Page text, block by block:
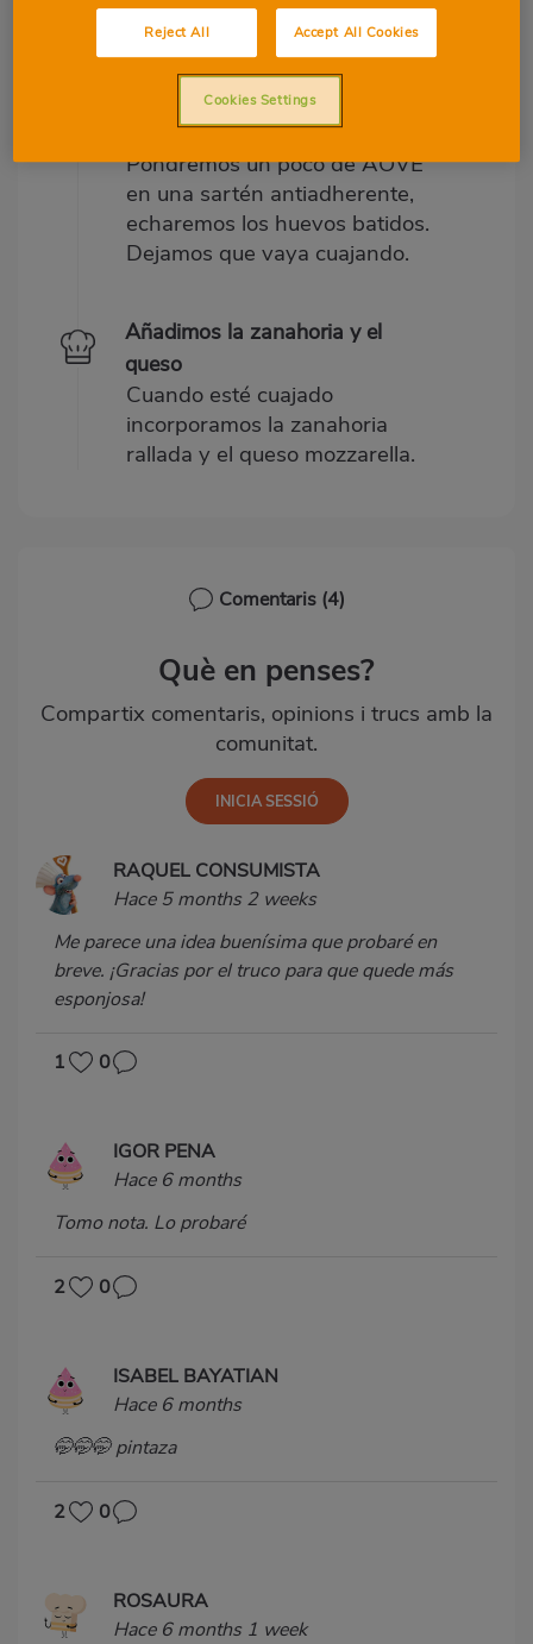
yemas y montar las claras.
Luego añadir las yemas.
Incorporar a la sartén
Pondremos un poco de AOVE
en una sartén antiadherente,
echaremos los huevos batidos.
Dejamos que vaya cuajando.
Añadimos la zanahoria y el
queso
Cuando esté cuajado
incorporamos la zanahoria
rallada y el queso mozzarella.
Comentaris (4)
Què en penses?
Compartix comentaris, opinions i trucs amb la
comunitat.
RAQUEL CONSUMISTA
Hace 5 months 2 weeks
Me parece una idea buenísima que probaré en
breve. ¡Gracias por el truco para que quede más
esponjosa!
1 0
IGOR PENA
Hace 6 months
Tomo nota. Lo probaré
2 0
ISABEL BAYATIAN
Hace 6 months
🤭🤭🤭 pintaza
2 0
ROSAURA
Hace 6 months 1 week
Reject All Accept All Cookies
Cookies Settings